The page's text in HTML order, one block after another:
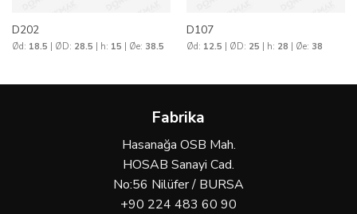
D202
Ød: 18.5 | ØD: 28.5 | h: 15 | Øe: 38.5
D107
Ød: 12.5 | ØD: 25 | h: 28 | Øe: 38
Fabrika
Hasanağa OSB Mah.
HOSAB Sanayi Cad.
No:56 Nilüfer / BURSA
+90 224 483 60 90